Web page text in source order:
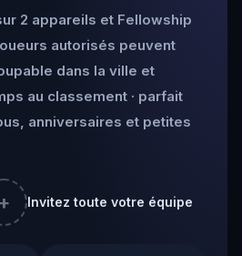
2 appareils et Fellowship
autorisés peuvent
dans la ville et
au classement · parfait
anniversaires et petites
+ Invitez toute votre équipe